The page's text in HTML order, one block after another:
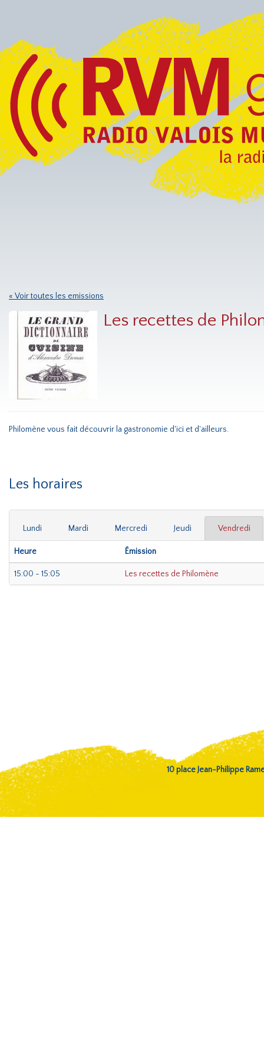
« Voir toutes les emissions
Les recettes de
Philomène vous fait découvrir la gastronomie d'ici et d'ailleurs.
Les horaires
Lundi Mardi Mercredi Jeudi Vendredi
Heure Émission
15:00 - 15:05 Les recettes de Philomène
10 place Jean-Philippe